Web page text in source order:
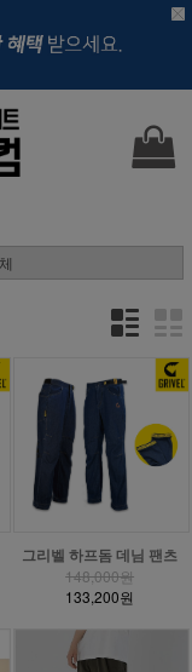
그리벨 하프돔 데님 팬츠
148,000원
133,200원